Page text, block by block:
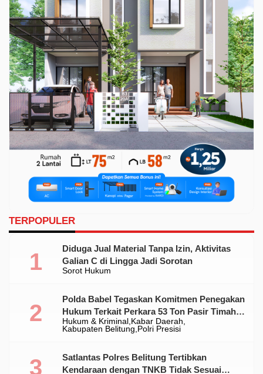
TERPOPULER
Sorot Hukum
Diduga Jual Material Tanpa Izin, Aktivitas
Galian C di Lingga Jadi Sorotan
Hukum & Kriminal Kabar Daerah
Kabupaten Belitung Polri Presisi
Polda Babel Tegaskan Komitmen Penegakan
Hukum Terkait Perkara 53 Ton Pasir Timah
Ilegal Di Belitung
Satlantas Polres Belitung Tertibkan
Kendaraan dengan TNKB Tidak Sesuai